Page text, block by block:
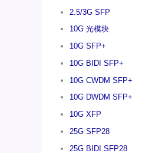
2.5/3G SFP
10G 光模块
10G SFP+
10G BIDI SFP+
10G CWDM SFP+
10G DWDM SFP+
10G XFP
25G SFP28
25G BIDI SFP28